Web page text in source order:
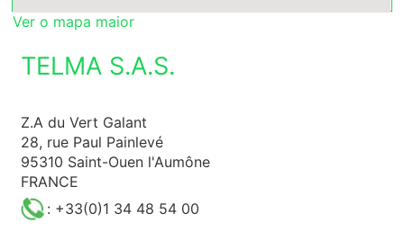
Ver o mapa maior
TELMA S.A.S.
Z.A du Vert Galant
28, rue Paul Painlevé
95310 Saint-Ouen l'Aumône
FRANCE
: +33(0)1 34 48 54 00